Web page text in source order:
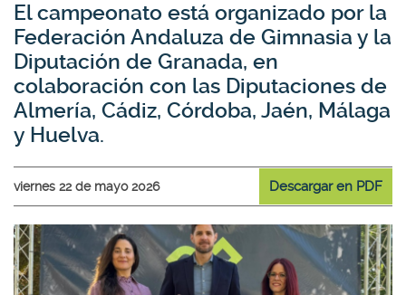
El campeonato está organizado por la
Federación Andaluza de Gimnasia y la
Diputación de Granada, en
colaboración con las Diputaciones de
Almería, Cádiz, Córdoba, Jaén, Málaga
y Huelva.
viernes 22 de mayo 2026 Descargar en PDF